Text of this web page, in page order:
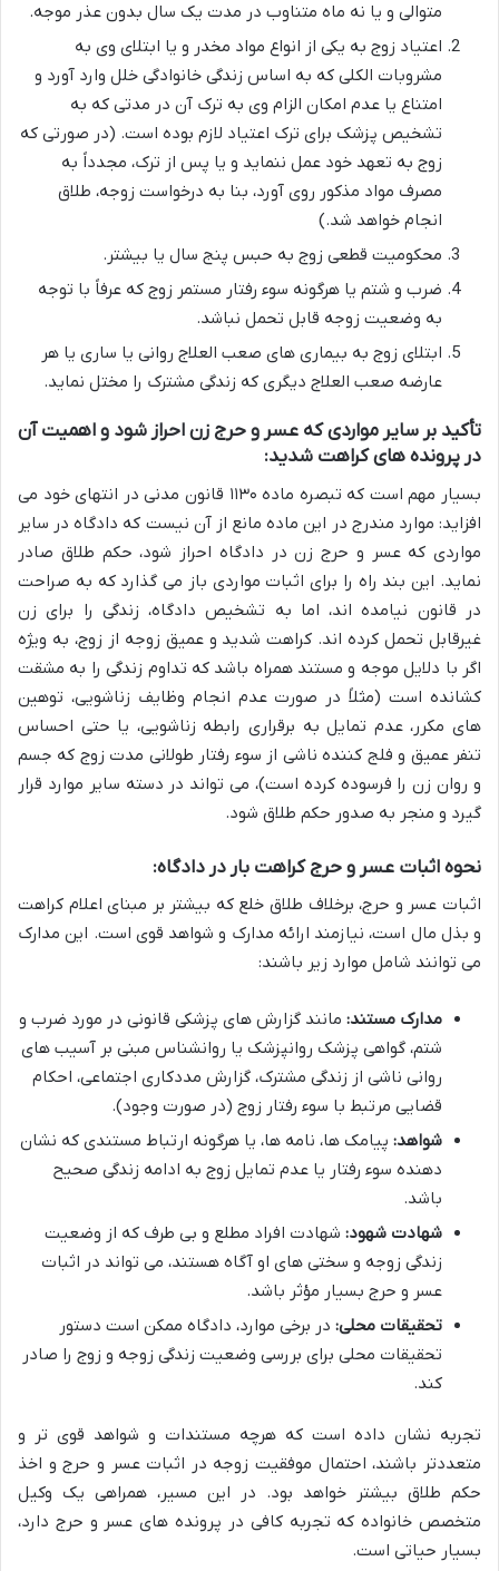
متوالی و یا نه ماه متناوب در مدت یک سال بدون عذر موجه.
اعتیاد زوج به یکی از انواع مواد مخدر و یا ابتلای وی به
مشروبات الکلی که به اساس زندگی خانوادگی خلل وارد آورد و
امتناع یا عدم امکان الزام وی به ترک آن در مدتی که به
تشخیص پزشک برای ترک اعتیاد لازم بوده است. (در صورتی که
زوج به تعهد خود عمل ننماید و یا پس از ترک، مجدداً به
مصرف مواد مذکور روی آورد، بنا به درخواست زوجه، طلاق
انجام خواهد شد.)
محکومیت قطعی زوج به حبس پنج سال یا بیشتر.
ضرب و شتم یا هرگونه سوء رفتار مستمر زوج که عرفاً با توجه
به وضعیت زوجه قابل تحمل نباشد.
ابتلای زوج به بیماری های صعب العلاج روانی یا ساری یا هر
عارضه صعب العلاج دیگری که زندگی مشترک را مختل نماید.
تأکید بر سایر مواردی که عسر و حرج زن احراز شود و اهمیت آن
در پرونده های کراهت شدید:
بسیار مهم است که تبصره ماده ۱۱۳۰ قانون مدنی در انتهای خود می
افزاید: موارد مندرج در این ماده مانع از آن نیست که دادگاه در سایر
مواردی که عسر و حرج زن در دادگاه احراز شود، حکم طلاق صادر
نماید. این بند راه را برای اثبات مواردی باز می گذارد که به صراحت
در قانون نیامده اند، اما به تشخیص دادگاه، زندگی را برای زن
غیرقابل تحمل کرده اند. کراهت شدید و عمیق زوجه از زوج، به ویژه
اگر با دلایل موجه و مستند همراه باشد که تداوم زندگی را به مشقت
کشانده است (مثلاً در صورت عدم انجام وظایف زناشویی، توهین
های مکرر، عدم تمایل به برقراری رابطه زناشویی، یا حتی احساس
تنفر عمیق و فلج کننده ناشی از سوء رفتار طولانی مدت زوج که جسم
و روان زن را فرسوده کرده است)، می تواند در دسته سایر موارد قرار
گیرد و منجر به صدور حکم طلاق شود.
نحوه اثبات عسر و حرج کراهت بار در دادگاه:
اثبات عسر و حرج، برخلاف طلاق خلع که بیشتر بر مبنای اعلام کراهت
و بذل مال است، نیازمند ارائه مدارک و شواهد قوی است. این مدارک
می توانند شامل موارد زیر باشند:
مدارک مستند: مانند گزارش های پزشکی قانونی در مورد ضرب و
شتم، گواهی پزشک روانپزشک یا روانشناس مبنی بر آسیب های
روانی ناشی از زندگی مشترک، گزارش مددکاری اجتماعی، احکام
قضایی مرتبط با سوء رفتار زوج (در صورت وجود).
شواهد: پیامک ها، نامه ها، یا هرگونه ارتباط مستندی که نشان
دهنده سوء رفتار یا عدم تمایل زوج به ادامه زندگی صحیح
باشد.
شهادت شهود: شهادت افراد مطلع و بی طرف که از وضعیت
زندگی زوجه و سختی های او آگاه هستند، می تواند در اثبات
عسر و حرج بسیار مؤثر باشد.
تحقیقات محلی: در برخی موارد، دادگاه ممکن است دستور
تحقیقات محلی برای بررسی وضعیت زندگی زوجه و زوج را صادر
کند.
تجربه نشان داده است که هرچه مستندات و شواهد قوی تر و
متعددتر باشند، احتمال موفقیت زوجه در اثبات عسر و حرج و اخذ
حکم طلاق بیشتر خواهد بود. در این مسیر، همراهی یک وکیل
متخصص خانواده که تجربه کافی در پرونده های عسر و حرج دارد،
بسیار حیاتی است.